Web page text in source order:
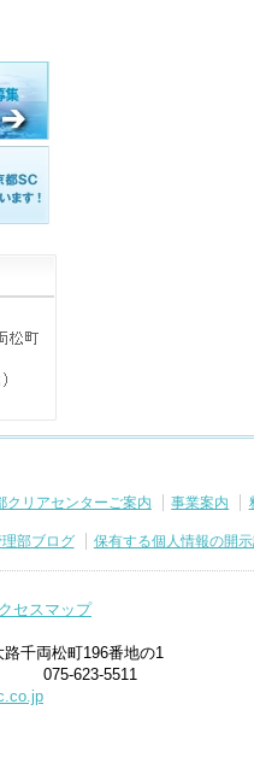
クリアセンターご案内 事業案内
部ブログ 保有する個人情報の開
千両松町196番地の1
075-623-5511